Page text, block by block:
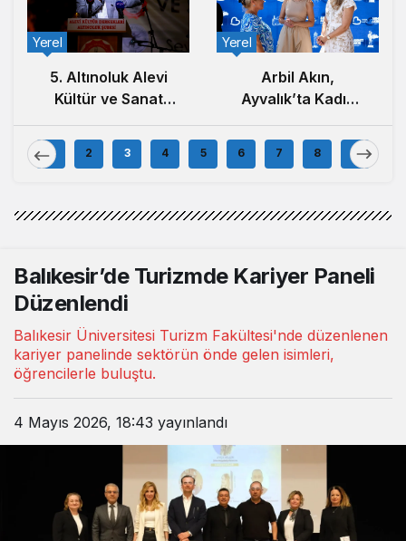
Yerel
5. Altınoluk Alevi
Kültür ve Sanat
Festivali Başladı
Yerel
Arbil Akın,
Ayvalık’ta Kadın
Muhtarlar ve
Muhtar Eşleriyle
Buluştu
1 2 3 4 5 6 7 8 9
Balıkesir’de Turizmde Kariyer Paneli
Düzenlendi
Balıkesir Üniversitesi Turizm Fakültesi'nde düzenlenen
kariyer panelinde sektörün önde gelen isimleri,
öğrencilerle buluştu.
4 Mayıs 2026, 18:43 yayınlandı